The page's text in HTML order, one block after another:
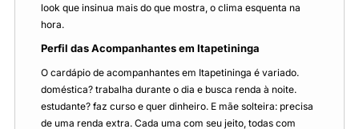
look que insinua mais do que mostra, o clima esquenta na
hora.
Perfil das Acompanhantes em Itapetininga
O cardápio de acompanhantes em Itapetininga é variado.
doméstica? trabalha durante o dia e busca renda à noite.
estudante? faz curso e quer dinheiro. E mãe solteira: precisa
de uma renda extra. Cada uma com seu jeito, todas com